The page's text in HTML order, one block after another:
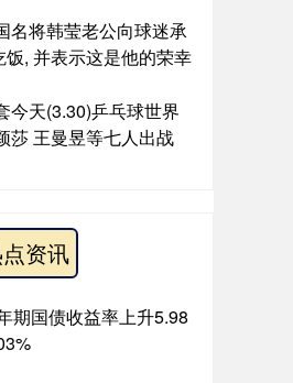
名将韩莹老公向球迷承
, 并表示这是他的荣幸
今天(3.30)乒乓球世界
莎 王曼昱等七人出战
资讯
期国债收益率上升5.98